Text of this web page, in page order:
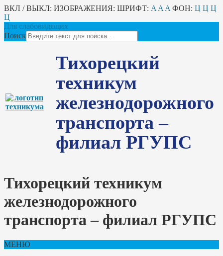
ВКЛ / ВЫКЛ: ИЗОБРАЖЕНИЯ: ШРИФТ: A A A ФОН: Ц Ц Ц
Ц
Для слабовидящих
Поиск
Тихорецкий
техникум
железнодорожного
транспорта –
филиал РГУПС
Тихорецкий техникум
железнодорожного
транспорта – филиал РГУПС
МЕНЮ